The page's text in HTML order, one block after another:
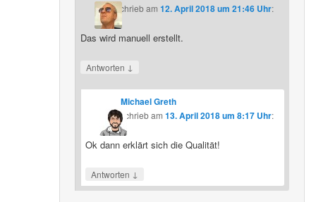
schriebam 12. April 2018 um 21:46 Uhr:
Das wird manuell erstellt.
Antworten ↓
Michael Greth
schriebam13. April 2018 um 8:17 Uhr:
Ok dann erklärt sich die Qualität!
Antworten ↓